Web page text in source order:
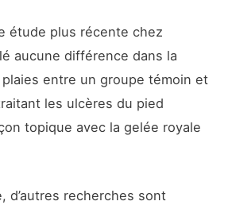
étude plus récente chez
aucune différence dans la
entre un groupe témoin et
les ulcères du pied
topique avec la gelée royale
d’autres recherches sont